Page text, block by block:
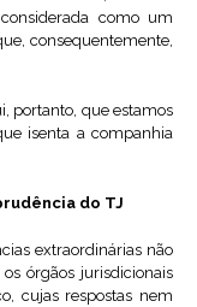
como um
consequentemente,
portanto, que estamos
isenta a companhia
do TJ
extraordinárias não
órgãos jurisdicionais
cujas respostas nem